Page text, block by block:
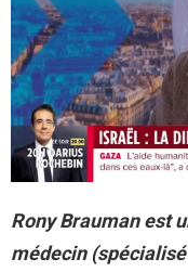
Rony Brauman est
médecin